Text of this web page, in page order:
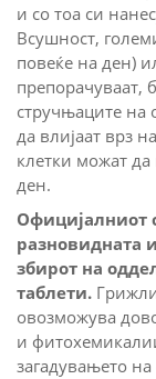
и со тоа си
Всушност,
повеќе на ден)
препорачуваат,
стручњаците на
да влијаат врз
клетки можат
ден.
Официјалниот
разновидната
збирот на
таблети.
овозможува
и
загадувањето на